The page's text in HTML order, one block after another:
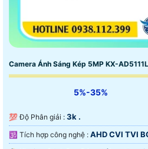
Camera Ánh Sáng Kép 5MP KX-
5%-35%
💯 Độ Phân giải : 3k .
🕉️ Tích hợp công nghệ : AHD CVI TVI